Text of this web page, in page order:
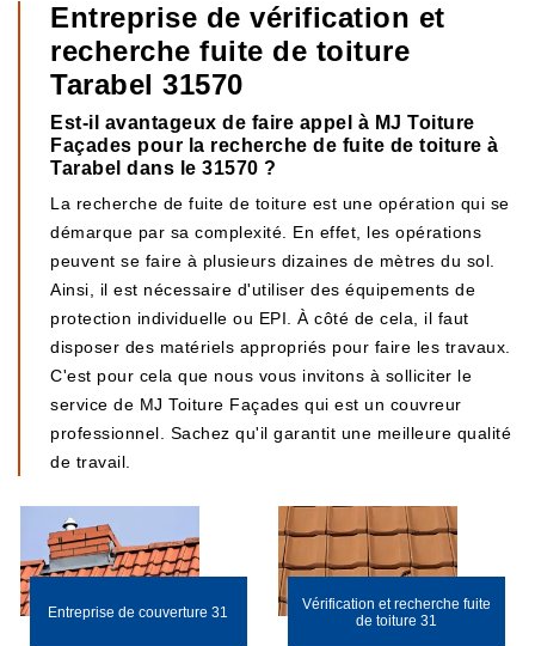
Entreprise de vérification et
recherche fuite de toiture
Tarabel 31570
Est-il avantageux de faire appel à MJ Toiture
Façades pour la recherche de fuite de toiture à
Tarabel dans le 31570 ?
La recherche de fuite de toiture est une opération qui se
démarque par sa complexité. En effet, les opérations
peuvent se faire à plusieurs dizaines de mètres du sol.
Ainsi, il est nécessaire d'utiliser des équipements de
protection individuelle ou EPI. À côté de cela, il faut
disposer des matériels appropriés pour faire les travaux.
C'est pour cela que nous vous invitons à solliciter le
service de MJ Toiture Façades qui est un couvreur
professionnel. Sachez qu'il garantit une meilleure qualité
de travail.
Entreprise de couverture 31
Vérification et recherche fuite
de toiture 31